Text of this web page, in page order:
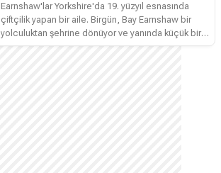
Earnshaw'lar Yorkshire'da 19. yüzyıl esnasında
çiftçilik yapan bir aile. Birgün, Bay Earnshaw bir
yolculuktan şehrine dönüyor ve yanında küçük bir
çocuğu, Heathcliff'i getiriyor. Earnshaw'un oğlu,